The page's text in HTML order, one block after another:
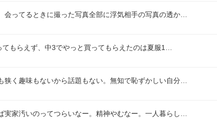
会ってるときに撮った写真全部に浮気相手の写真の透か…
もらえず、中3でやっと買ってもらえたのは夏服1…
狭く趣味もないから話題もない。無知で恥ずかしい自分…
実家汚いのってつらいなー。精神やむなー。一人暮らし…